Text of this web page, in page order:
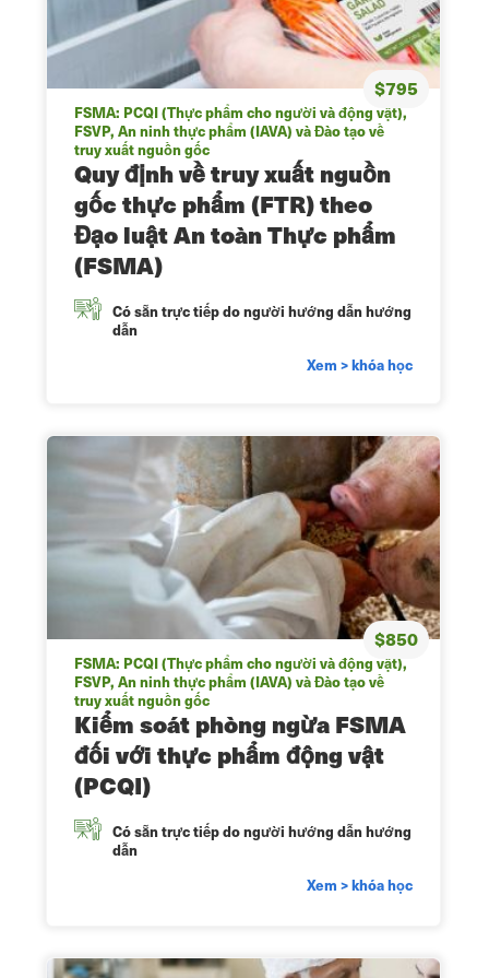
$795
FSMA: PCQI (Thực phẩm cho người và động vật),
FSVP, An ninh thực phẩm (IAVA) và Đào tạo về
truy xuất nguồn gốc
Quy định về truy xuất nguồn
gốc thực phẩm (FTR) theo
Đạo luật An toàn Thực phẩm
(FSMA)
Có sẵn trực tiếp do người hướng dẫn hướng
dẫn
Xem > khóa học
$850
FSMA: PCQI (Thực phẩm cho người và động vật),
FSVP, An ninh thực phẩm (IAVA) và Đào tạo về
truy xuất nguồn gốc
Kiểm soát phòng ngừa FSMA
đối với thực phẩm động vật
(PCQI)
Có sẵn trực tiếp do người hướng dẫn hướng
dẫn
Xem > khóa học